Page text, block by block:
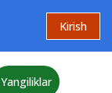
Kirish
Yangiliklar